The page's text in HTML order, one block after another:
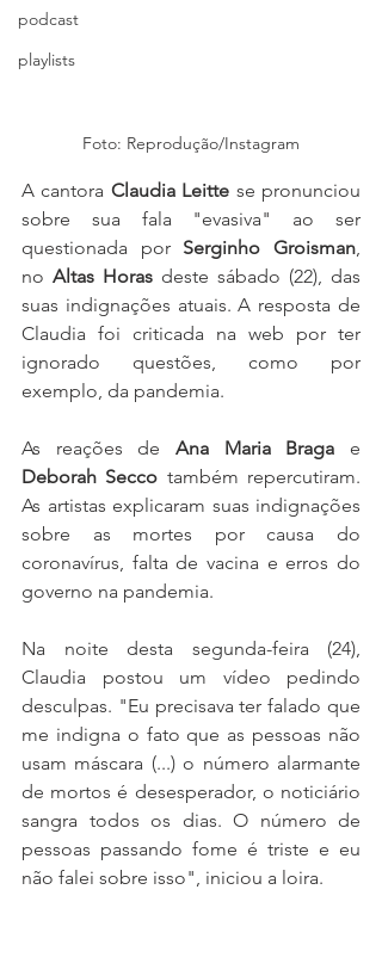
podcast
playlists
Foto: Reprodução/Instagram
A cantora Claudia Leitte se pronunciou
sobre sua fala "evasiva" ao ser
questionada por Serginho Groisman
no Altas Horas deste sábado (22), das
suas indignações atuais. A resposta de
Claudia foi criticada na web por ter
ignorado questões, como por
exemplo, da pandemia.
As reações de Ana Maria Braga
Deborah Secco também repercutiram.
As artistas explicaram suas indignações
sobre as mortes por causa do
coronavírus, falta de vacina e erros do
governo na pandemia.
Na noite desta segunda-feira (24),
Claudia postou um vídeo pedindo
desculpas. "Eu precisava ter falado que
me indigna o fato que as pessoas não
usam máscara (...) o número alarmante
de mortos é desesperador, o noticiário
sangra todos os dias. O número de
pessoas passando fome é triste e eu
não falei sobre isso", iniciou a loira.